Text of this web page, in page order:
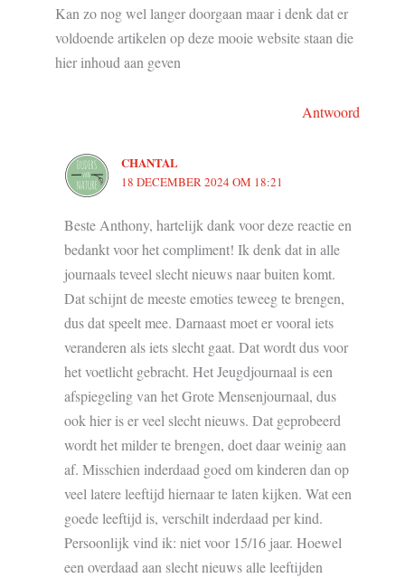
Kan zo nog wel langer doorgaan maar i denk dat er
voldoende artikelen op deze mooie website staan die
hier inhoud aan geven
Antwoord
CHANTAL
18 DECEMBER 2024 OM 18:21
Beste Anthony, hartelijk dank voor deze reactie en
bedankt voor het compliment! Ik denk dat in alle
journaals teveel slecht nieuws naar buiten komt.
Dat schijnt de meeste emoties teweeg te brengen,
dus dat speelt mee. Darnaast moet er vooral iets
veranderen als iets slecht gaat. Dat wordt dus voor
het voetlicht gebracht. Het Jeugdjournaal is een
afspiegeling van het Grote Mensenjournaal, dus
ook hier is er veel slecht nieuws. Dat geprobeerd
wordt het milder te brengen, doet daar weinig aan
af. Misschien inderdaad goed om kinderen dan op
veel latere leeftijd hiernaar te laten kijken. Wat een
goede leeftijd is, verschilt inderdaad per kind.
Persoonlijk vind ik: niet voor 15/16 jaar. Hoewel
een overdaad aan slecht nieuws alle leeftijden